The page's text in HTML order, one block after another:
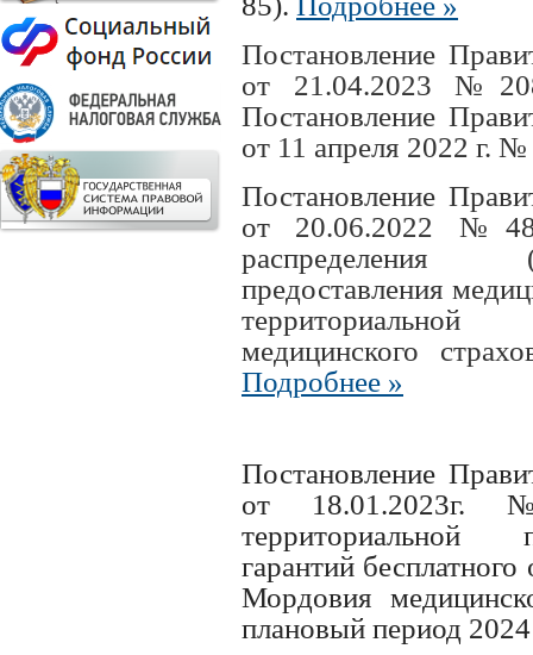
Постановление
от 21.04.2023
Постановление
от 11 апреля 2022 г.
Постановление
от 20.06.2022
распределения
предоставления
территориальной
медицинского
Подробнее »
Постановление
от 18.01.2023г.
территориальной
гарантий
Мордовия
плановый период